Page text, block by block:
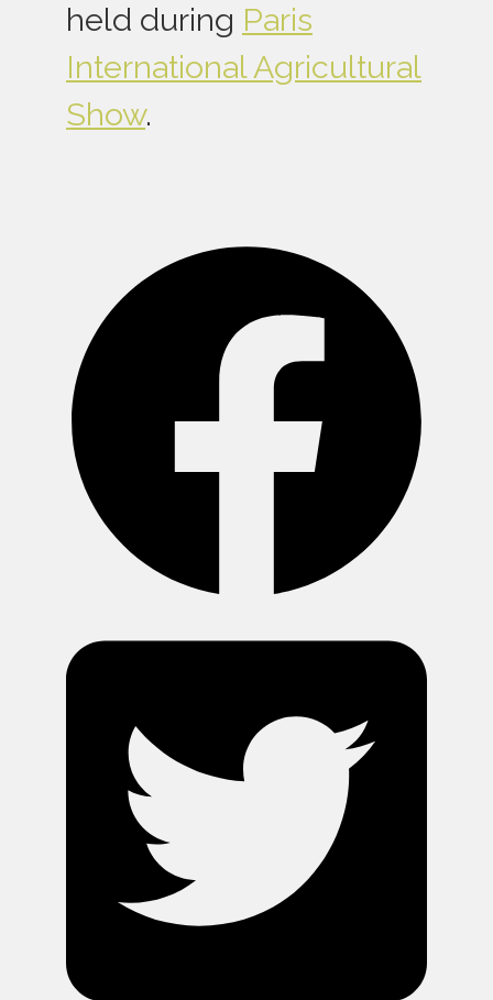
held during Paris
International Agricultural
Show.